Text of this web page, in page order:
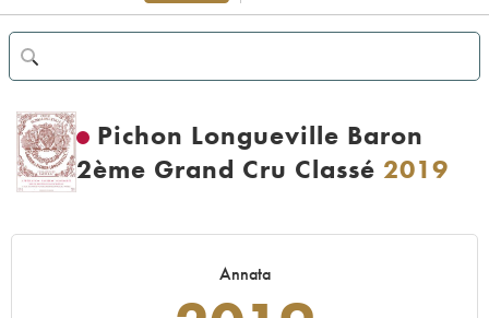
Pichon Longueville Baron
2ème Grand Cru Classé 2019
Annata